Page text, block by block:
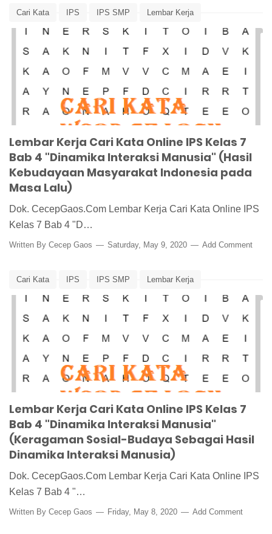
Cari Kata IPS IPS SMP Lembar Kerja
Pembelajaran Word Search
Lembar Kerja Cari Kata Online IPS Kelas 7
Bab 4 "Dinamika Interaksi Manusia" (Hasil
Kebudayaan Masyarakat Indonesia pada
Masa Lalu)
Dok. CecepGaos.Com Lembar Kerja Cari Kata Online IPS
Kelas 7 Bab 4 "D…
Written By Cecep Gaos Saturday, May 9, 2020 Add Comment
Cari Kata IPS IPS SMP Lembar Kerja
Pembelajaran Word Search
Lembar Kerja Cari Kata Online IPS Kelas 7
Bab 4 "Dinamika Interaksi Manusia"
(Keragaman Sosial-Budaya Sebagai Hasil
Dinamika Interaksi Manusia)
Dok. CecepGaos.Com Lembar Kerja Cari Kata Online IPS
Kelas 7 Bab 4 "…
Written By Cecep Gaos Friday, May 8, 2020 Add Comment